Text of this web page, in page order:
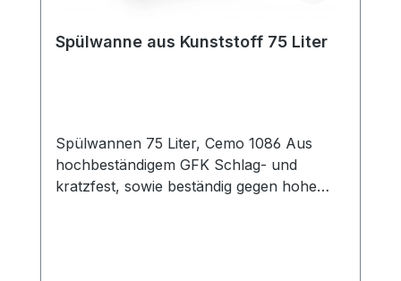
Spülwanne aus Kunststoff 75 Liter
Spülwannen 75 Liter, Cemo 1086 Aus
hochbeständigem GFK Schlag- und
kratzfest, sowie beständig gegen hohe